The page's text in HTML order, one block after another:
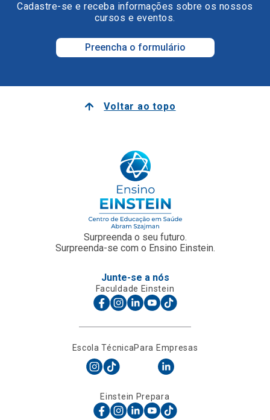
Cadastre-se e receba informações sobre os nossos
cursos e eventos.
Preencha o formulário
Voltar ao topo
Surpreenda o seu futuro.
Surpreenda-se com o Ensino Einstein.
Junte-se a nós
Faculdade Einstein
Escola TécnicaPara Empresas
Einstein Prepara